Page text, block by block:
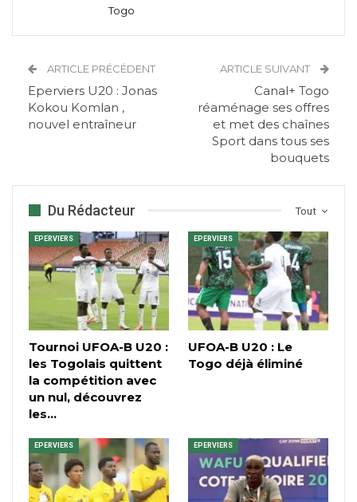
Togo
ARTICLE PRÉCÉDENT
Eperviers U20 : Jonas
Kokou Komlan ,
nouvel entraîneur
ARTICLE SUIVANT
Canal+ Togo
réaménage ses offres
et met des chaînes
Sport dans tous ses
bouquets
Tout
Du Rédacteur
EPERVIERS
Tournoi UFOA-B U20 :
les Togolais quittent
la compétition avec
un nul, découvrez
les…
EPERVIERS
UFOA-B U20 : Le
Togo déjà éliminé
EPERVIERS EPERVIERS